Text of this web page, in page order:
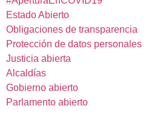
Estado Abierto
Obligaciones de transparencia
Protección de datos personales
Justicia abierta
Alcaldías
Gobierno abierto
Parlamento abierto